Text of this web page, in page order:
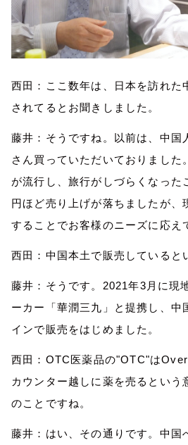
西田：ここ数年は、日本を訪れた
されて るとお聞きしました 。
藤井： そうですね。以前は 中国
さん買っていただいておりました。
が流行し、 旅行がしづらくなった
円ほど売り上げが落ちましたが、
することでお客様のニーズに 応え
西田：中国本土で販売していると
藤井：そうです。2021年3月に現
ーカー「華潤三九」と提携し、 中
インで販売をはじめました。
西田： OTC医薬品の"OTC"は
カウンター越しに薬を売るという
のこと ですね。
藤井： はい、その通りです。中国